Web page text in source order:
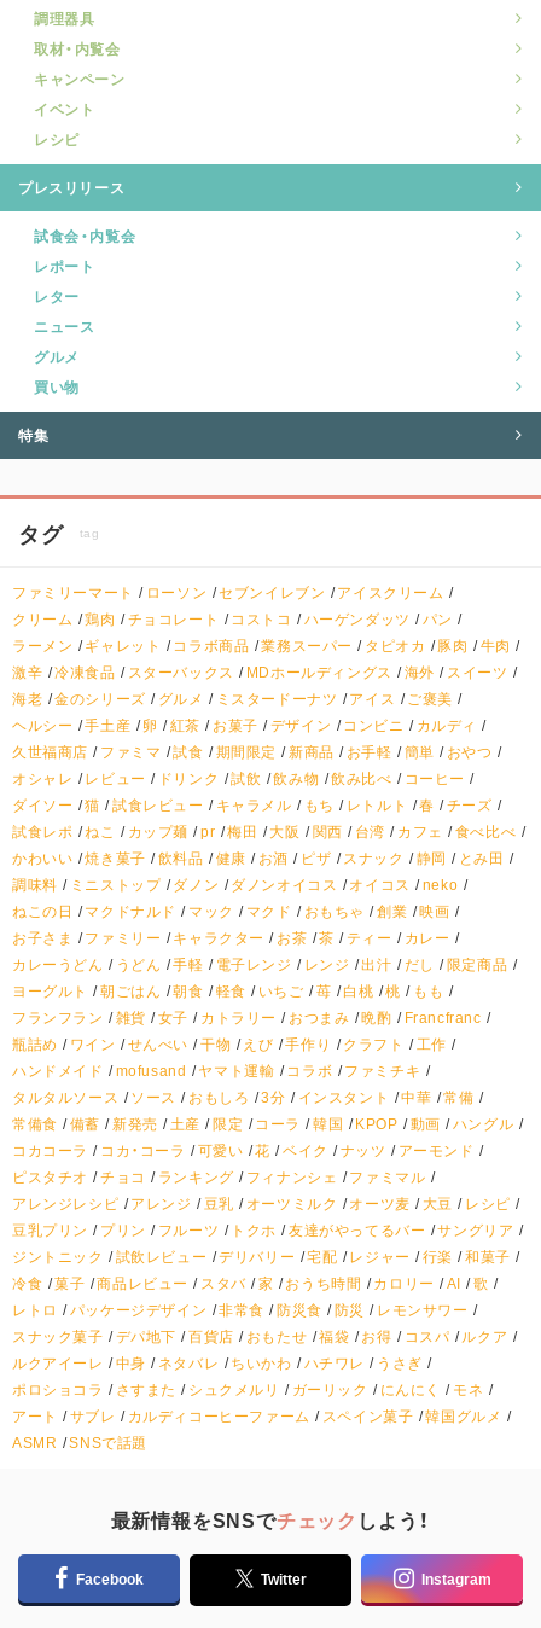
調理器具
取材・内覧会
キャンペーン
イベント
レシピ
プレスリリース
試食会・内覧会
レポート
レター
ニュース
グルメ
買い物
特集
タグ tag
ファミリーマート ローソン セブンイレブン
アイスクリーム
クリーム
鶏肉 チョコレート コストコ ハーゲンダッツ
パン
ラーメン
ギャレット コラボ商品 業務スーパー タピオカ 豚肉
牛肉
激辛 冷凍食品 スターバックス MDホールディングス 海外
スイーツ
海老 金のシリーズ グルメ ミスタードーナツ アイス
ご褒美
ヘルシー
手土産 卵 紅茶 お菓子 デザイン コンビニ
カルディ
久世福商店
ファミマ 試食 期間限定 新商品 お手軽 簡単
おやつ
オシャレ
レビュー ドリンク 試飲 飲み物 飲み比べ
コーヒー
ダイソー
猫 試食レビュー キャラメル もち レトルト 春
チーズ
試食レポ ねこ カップ麺 pr 梅田 大阪 関西 台湾 カフェ
食べ比べ
かわいい 焼き菓子 飲料品 健康 お酒 ピザ スナック 静岡
とみ田
調味料
ミニストップ ダノン ダノンオイコス オイコス
neko
ねこの日
マクドナルド マック マクド おもちゃ 創業 映画
お子さま
ファミリー キャラクター お茶 茶 ティー
カレー
カレーうどん
うどん 手軽 電子レンジ レンジ 出汁 だし
限定商品
ヨーグルト
朝ごはん 朝食 軽食 いちご 苺 白桃 桃
もも
フランフラン
雑貨 女子 カトラリー おつまみ 晩酌
Francfranc
瓶詰め
ワイン せんべい 干物 えび 手作り クラフト
工作
ハンドメイド
mofusand ヤマト運輸 コラボ
ファミチキ
タルタルソース
ソース おもしろ 3分 インスタント 中華 常備
常備食
備蓄 新発売 土産 限定 コーラ 韓国 KPOP 動画
ハングル
コカコーラ
コカ・コーラ 可愛い 花 ベイク ナッツ
アーモンド
ピスタチオ
チョコ ランキング フィナンシェ
ファミマル
アレンジレシピ
アレンジ 豆乳 オーツミルク オーツ麦 大豆
レシピ
豆乳プリン
プリン フルーツ トクホ 友達がやってるバー
サングリア
ジントニック
試飲レビュー デリバリー 宅配 レジャー 行楽
和菓子
冷食 菓子 商品レビュー スタバ 家 おうち時間 カロリー AI
歌
レトロ
パッケージデザイン 非常食 防災食 防災
レモンサワー
スナック菓子
デパ地下 百貨店 おもたせ 福袋 お得 コスパ
ルクア
ルクアイーレ
中身 ネタバレ ちいかわ ハチワレ
うさぎ
ポロショコラ
さすまた シュクメルリ ガーリック にんにく
モネ
アート
サブレ カルディコーヒーファーム スペイン菓子 韓国グルメ
ASMR
SNSで話題
最新情報をSNSでチェック しよう！
Facebook Twitter Instagram